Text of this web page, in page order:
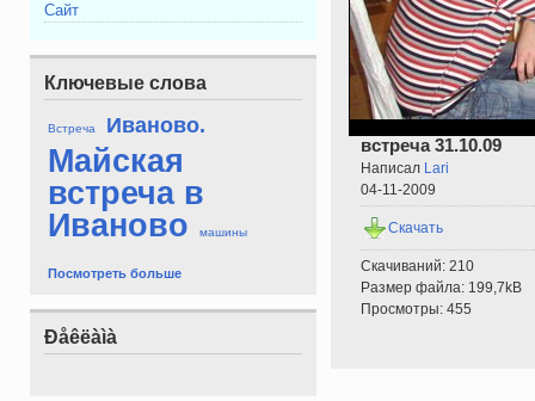
Сайт
Ключевые слова
Встреча Иваново.
Майская
встреча в
Иваново
машины
Посмотреть больше
Ðåêëàìà
встреча 31.10.09
Написал Lari
04-11-2009
Скачать
Скачиваний: 210
Размер файла: 199,7kB
Просмотры: 455